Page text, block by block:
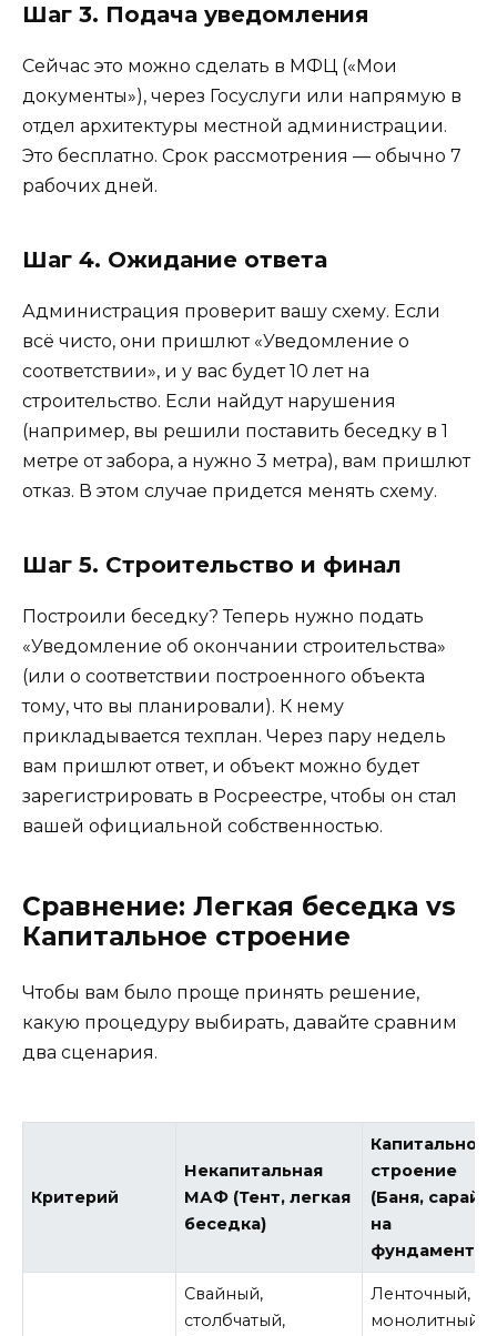
Шаг 3. Подача уведомления
Сейчас это можно сделать в МФЦ («Мои
документы»), через Госуслуги или напрямую в
отдел архитектуры местной администрации.
Это бесплатно. Срок рассмотрения — обычно 7
рабочих дней.
Шаг 4. Ожидание ответа
Администрация проверит вашу схему. Если
всё чисто, они пришлют «Уведомление о
соответствии», и у вас будет 10 лет на
строительство. Если найдут нарушения
(например, вы решили поставить беседку в 1
метре от забора, а нужно 3 метра), вам пришлют
отказ. В этом случае придется менять схему.
Шаг 5. Строительство и финал
Построили беседку? Теперь нужно подать
«Уведомление об окончании строительства»
(или о соответствии построенного объекта
тому, что вы планировали). К нему
прикладывается техплан. Через пару недель
вам пришлют ответ, и объект можно будет
зарегистрировать в Росреестре, чтобы он стал
вашей официальной собственностью.
Сравнение: Легкая беседка vs
Капитальное строение
Чтобы вам было проще принять решение,
какую процедуру выбирать, давайте сравним
два сценария.
Критерий
Некапитальная
МАФ (Тент, легкая
беседка)
Капитальное
строение
(Баня, сарай
на
фундаменте)
Свайный,
столбчатый,
Ленточный,
монолитный,